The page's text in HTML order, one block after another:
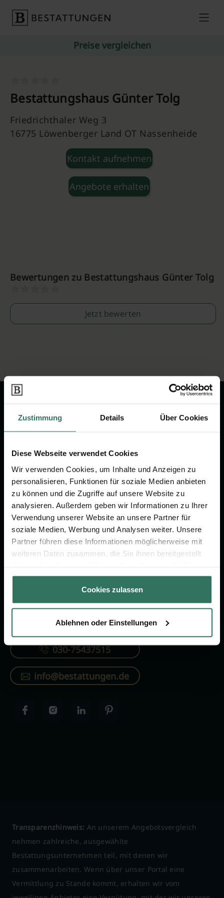
Zustimmung Details Über Cookies
Diese Webseite verwendet Cookies
Wir verwenden Cookies, um Inhalte und Anzeigen zu
personalisieren, Funktionen für soziale Medien anbieten
zu können und die Zugriffe auf unsere Website zu
analysieren. Außerdem geben wir Informationen zu Ihrer
Verwendung unserer Website an unsere Partner für
soziale Medien, Werbung und Analysen weiter. Unsere
Partner führen diese Informationen möglicherweise mit
weiteren Daten zusammen, die Sie ihnen bereitgestellt
gesammelt haben.
Cookies zulassen
Ablehnen oder Einstellungen
Preise vergleichen
Bestattungshaus Günter Tolg
Friedrichthaler Weg 3
16775 Löwenberger Land OT Nassenheide
Kontakt aufnehmen
Angebote erhalten
Bewertungen zu Bestattungshaus Günter Tolg
Jetzt bewerten
Wir sind Ihr Ansprechpartner rund
Vorsorge.
Jetzt beraten lassen
FÜR SIE
Vergleich
Verzeichnis
FÜR BESTATTER
Online-Portal
KONTAKTIEREN SIE UNS
030-75437515
info@bestattungen.de
Transparenzhinweis: An unserem Angebotsvergleich
nehmen zahlreiche, ausgewählte
Bestattungsunternehmen teil, mit denen wir
zusammenarbeiten. Wenn über unser Portal eine
Vermittlung zu Stande kommt, erhalten wir vom